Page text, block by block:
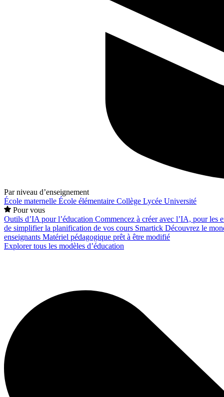
Par niveau d’enseignement
École maternelle École élémentaire Collège Lycée Université
Pour vous
Outils d’IA pour l’éducation Commencez à créer avec l’IA, pour les
de simplifier la planification de vos cours Smartick Découvrez le
enseignants Matériel pédagogique prêt à être modifié
Explorer tous les modèles d’éducation